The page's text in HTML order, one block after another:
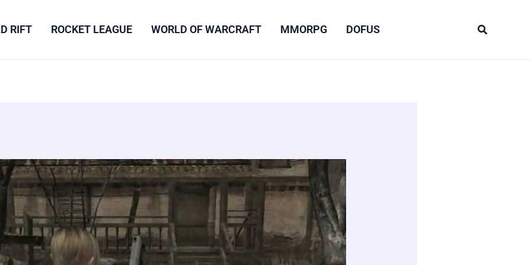
RIFT ROCKET LEAGUE WORLD OF WARCRAFT MMORPG DOFUS Recherche